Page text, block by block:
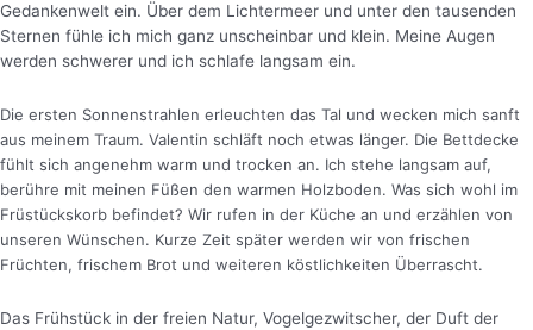
Gedankenwelt ein. Über dem Lichtermeer und unter den tausenden
Sternen fühle ich mich ganz unscheinbar und klein. Meine Augen
werden schwerer und ich schlafe langsam ein.
Die ersten Sonnenstrahlen erleuchten das Tal und wecken mich sanft
aus meinem Traum. Valentin schläft noch etwas länger. Die Bettdecke
fühlt sich angenehm warm und trocken an. Ich stehe langsam auf,
berühre mit meinen Füßen den warmen Holzboden. Was sich wohl im
Früstückskorb befindet? Wir rufen in der Küche an und erzählen von
unseren Wünschen. Kurze Zeit später werden wir von frischen
Früchten, frischem Brot und weiteren köstlichkeiten Überrascht.
Das Frühstück in der freien Natur, Vogelgezwitscher, der Duft der